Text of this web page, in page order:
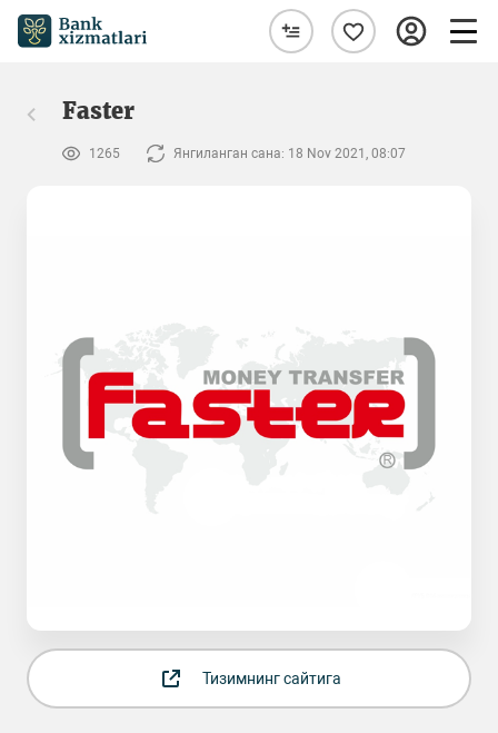
Faster
1265 Янгиланган сана: 18 Nov 2021, 08:07
Тизимнинг сайтига